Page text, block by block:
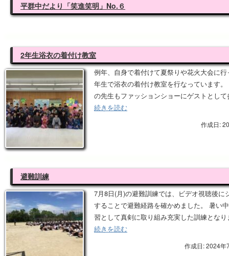
平群中だより「笑進笑明」No.６
2年生浴衣の着付け教室
例年、自身で着付けて夏祭りや花火大会に
年生で浴衣の着付け教室を行なっています
の先生もファッションショーにゲストとして
続きを読む
作成日:
避難訓練
7月8日(月)の避難訓練では、ビデオ視聴後
することで避難経路を確かめました。 暑い
習として真剣に取り組み充実した訓練となり
続きを読む
作成日: 2024年